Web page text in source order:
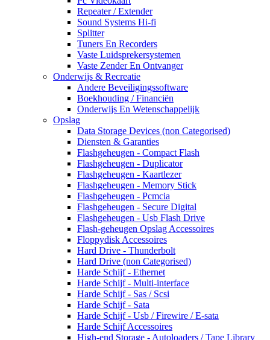
Repeater / Extender
Sound Systems Hi-fi
Splitter
Tuners En Recorders
Vaste Luidsprekersystemen
Vaste Zender En Ontvanger
Onderwijs & Recreatie
Andere Beveiligingssoftware
Boekhouding / Financiën
Onderwijs En Wetenschappelijk
Opslag
Data Storage Devices (non Categorised)
Diensten & Garanties
Flashgeheugen - Compact Flash
Flashgeheugen - Duplicator
Flashgeheugen - Kaartlezer
Flashgeheugen - Memory Stick
Flashgeheugen - Pcmcia
Flashgeheugen - Secure Digital
Flashgeheugen - Usb Flash Drive
Flash-geheugen Opslag Accessoires
Floppydisk Accessoires
Hard Drive - Thunderbolt
Hard Drive (non Categorised)
Harde Schijf - Ethernet
Harde Schijf - Multi-interface
Harde Schijf - Sas / Scsi
Harde Schijf - Sata
Harde Schijf - Usb / Firewire / E-sata
Harde Schijf Accessoires
High-end Storage - Autoloaders / Tape Library